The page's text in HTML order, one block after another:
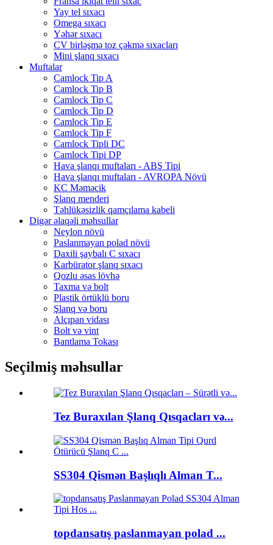
Yay tel sıxacı
Omega sıxacı
Yəhər sıxacı
CV birləşmə toz çəkmə sıxacları
Mini şlanq sıxacı
Muftalar
Camlock Tip A
Camlock Tip B
Camlock Tip C
Camlock Tip D
Camlock Tip E
Camlock Tip F
Camlock Tipli DC
Camlock Tipi DP
Hava şlanqı muftaları - ABŞ Tipi
Hava şlanqı muftaları - AVROPA Növü
KC Məməcik
Şlanq menderi
Təhlükəsizlik qamçılama kabeli
Digər əlaqəli məhsullar
Neylon növü
Paslanmayan polad növü
Daxili şaybalı C sıxacı
Karbürator şlanq sıxacı
Qozlu əsas lövhə
Taxma və bolt
Plastik örtüklü boru
Şlanq və boru
Alçıpan vidası
Bolt və vint
Bantlama Tokası
Seçilmiş məhsullar
Tez Buraxılan Şlanq Qısqacları və...
SS304 Qismən Başlıqlı Alman T...
topdansatış paslanmayan polad ...